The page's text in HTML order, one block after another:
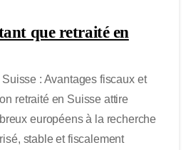
que retraité en
: Avantages fiscaux et
retraité en Suisse attire
européens à la recherche
stable et fiscalement